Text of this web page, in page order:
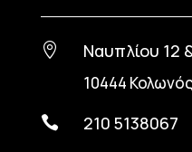
 Ναυπλίου 12
10444
 210 5138067